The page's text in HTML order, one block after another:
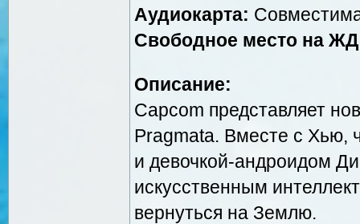
Аудиокарта:
Свободное место на
Описание:
Capcom представляет
Pragmata. Вместе с Хью,
и девочкой-андроидом
искусственным
вернуться на Землю.